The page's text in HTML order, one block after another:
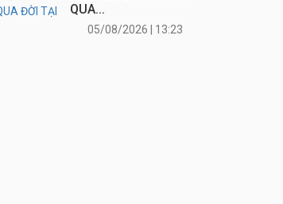
CÁO & TRUYỀN
03099